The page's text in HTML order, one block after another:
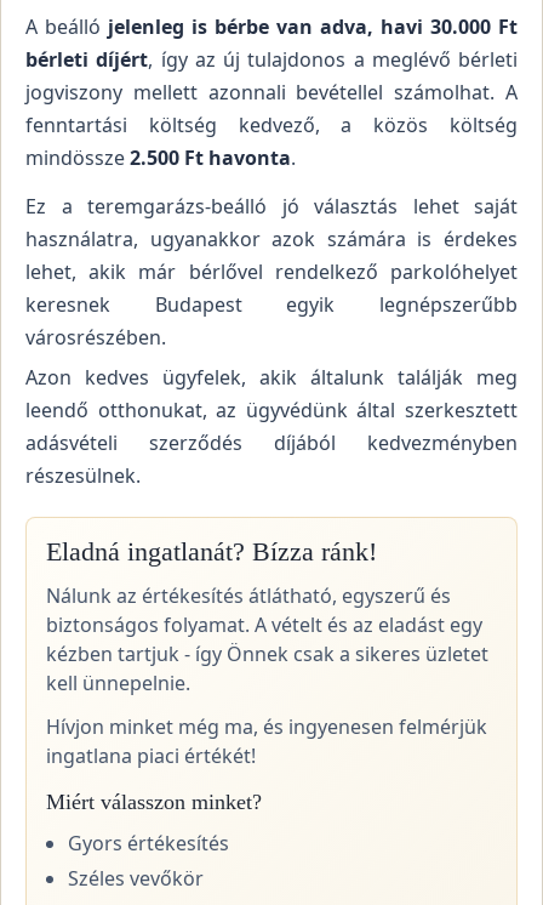
A beálló jelenleg is bérbe van adva, havi 30.000 Ft
bérleti díjért, így az új tulajdonos a meglévő bérleti
jogviszony mellett azonnali bevétellel számolhat. A
fenntartási költség kedvező, a közös költség
mindössze2.500 Ft havonta.
Ez a teremgarázs-beálló jó választás lehet saját
használatra, ugyanakkor azok számára is érdekes
lehet, akik már bérlővel rendelkező parkolóhelyet
keresnek Budapest egyik legnépszerűbb
városrészében.
Azon kedves ügyfelek, akik általunk találják meg
leendő otthonukat, az ügyvédünk által szerkesztett
adásvételi szerződés díjából kedvezményben
részesülnek.
Eladná ingatlanát? Bízza ránk!
Nálunk az értékesítés átlátható, egyszerű és
biztonságos folyamat. A vételt és az eladást egy
kézben tartjuk - így Önnek csak a sikeres üzletet
kell ünnepelnie.
Hívjon minket még ma, és ingyenesen felmérjük
ingatlana piaci értékét!
Miért válasszon minket?
Gyors értékesítés
Széles vevőkör